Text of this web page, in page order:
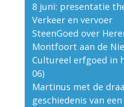
8 juni: presentatie
Verkeer en vervoer
SteenGoed over
Montfoort aan de
Cultureel erfgoed in
06)
Martinus met de
geschiedenis van een